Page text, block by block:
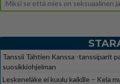
Tanssii Tähtien Kanssa -tanssiparit
suosikkiohjelman
Leskeneläke ei kuulu kaikille – Kela